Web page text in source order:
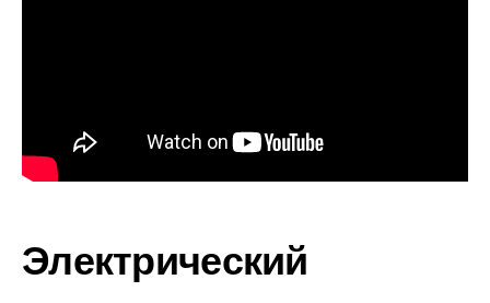
Электрический